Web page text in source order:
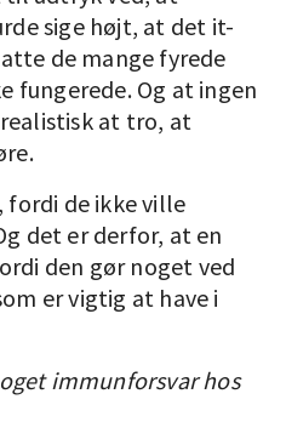
sige højt, at det it-
de mange fyrede
fungerede. Og at ingen
at tro, at
fordi de ikke ville
det er derfor, at en
den gør noget ved
er vigtig at have i
immunforsvar hos